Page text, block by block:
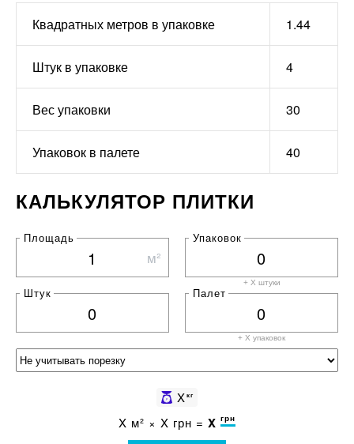
Квадратных метров в упаковке 1.44
Штук в упаковке 4
Вес упаковки 30
Упаковок в палете 40
КАЛЬКУЛЯТОР ПЛИТКИ
Площадь
м²
Упаковок
+ X штуки
Штук Палет
+ X упаковок
Xкг
X м² × X грн = X грн